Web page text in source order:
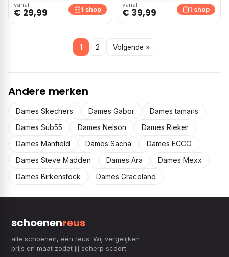
vanaf
€ 29,99 1 shop
vanaf
€ 39,99 1 shop
1 2 Volgende »
Andere merken
Dames Skechers Dames Gabor
Dames tamaris
Dames Sub55
Dames Nelson
Dames Rieker
Dames Manfield
Dames Sacha
Dames ECCO
Dames Steve Madden
Dames Ara
Dames Mexx
Dames Birkenstock
Dames Graceland
schoenenreus
alle schoenen, één reus. Wij vergelijken
prijs en maat zodat jij scherp scoort.